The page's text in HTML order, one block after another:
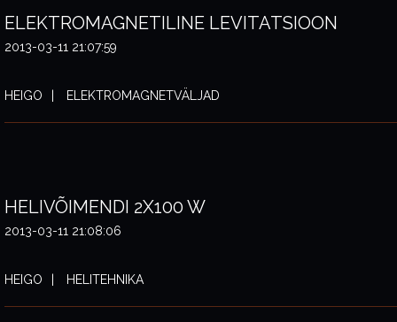
ELEKTROMAGNETILINE LEVITATSIOON
2013-03-11 21:07:59
HEIGO ELEKTROMAGNETVÄLJAD
HELIVÕIMENDI 2X100 W
2013-03-11 21:08:06
HEIGO HELITEHNIKA